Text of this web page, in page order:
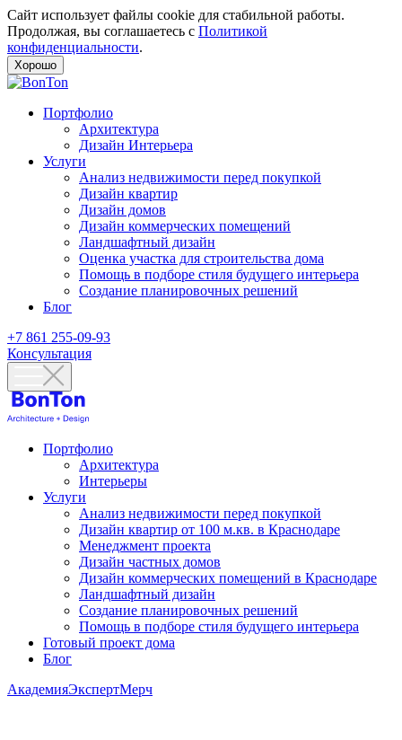
Сайт использует файлы cookie для стабильной работы.
Продолжая, вы соглашаетесь с Политикой
конфиденциальности.
Хорошо
Портфолио
Архитектура
Дизайн Интерьера
Услуги
Анализ недвижимости перед покупкой
Дизайн квартир
Дизайн домов
Дизайн коммерческих помещений
Ландшафтный дизайн
Оценка участка для строительства дома
Помощь в подборе стиля будущего интерьера
Создание планировочных решений
Блог
+7 861 255-09-93
Консультация
Портфолио
Архитектура
Интерьеры
Услуги
Анализ недвижимости перед покупкой
Дизайн квартир от 100 м.кв. в Краснодаре
Менеджмент проекта
Дизайн частных домов
Дизайн коммерческих помещений в Краснодаре
Ландшафтный дизайн
Создание планировочных решений
Помощь в подборе стиля будущего интерьера
Готовый проект дома
Блог
АкадемияЭкспертМерч